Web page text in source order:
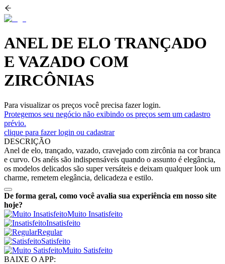
ANEL DE ELO TRANÇADO
E VAZADO COM
ZIRCÔNIAS
Para visualizar os preços você precisa fazer login.
Protegemos seu negócio não exibindo os preços sem um cadastro
prévio.
clique para fazer login ou cadastrar
DESCRIÇÃO
Anel de elo, trançado, vazado, cravejado com zircônia na cor branca
e curvo. Os anéis são indispensáveis quando o assunto é elegância,
os modelos delicados são super versáteis e deixam qualquer look um
charme, remetem elegância, delicadeza e estilo.
De forma geral, como você avalia sua experiência em nosso site
hoje?
Muito Insatisfeito
Insatisfeito
Regular
Satisfeito
Muito Satisfeito
BAIXE O APP: